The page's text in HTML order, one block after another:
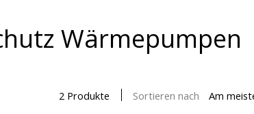
Wärmepumpen
2 Produkte Sortieren nach Am